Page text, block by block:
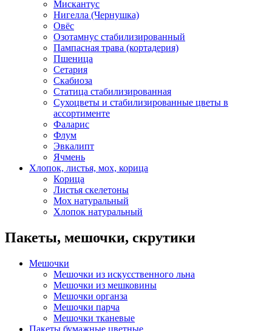
Мискантус
Нигелла (Чернушка)
Овёс
Озотамнус стабилизированный
Пампасная трава (кортадерия)
Пшеница
Сетария
Скабиоза
Статица стабилизированная
Сухоцветы и стабилизированные цветы в
ассортименте
Фаларис
Флум
Эвкалипт
Ячмень
Хлопок, листья, мох, корица
Корица
Листья скелетоны
Мох натуральный
Хлопок натуральный
Пакеты, мешочки, скрутики
Мешочки
Мешочки из искусственного льна
Мешочки из мешковины
Мешочки органза
Мешочки парча
Мешочки тканевые
Пакеты бумажные цветные